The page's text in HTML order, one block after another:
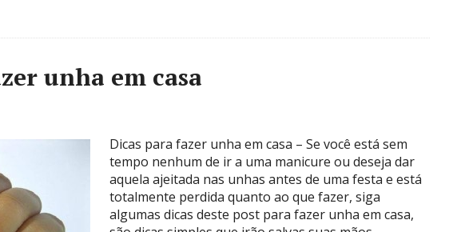
unha em casa
Dicas para fazer unha em casa – Se você está sem
tempo nenhum de ir a uma manicure ou deseja dar
aquela ajeitada nas unhas antes de uma festa e está
totalmente perdida quanto ao que fazer, siga
algumas dicas deste post para fazer unha em casa,